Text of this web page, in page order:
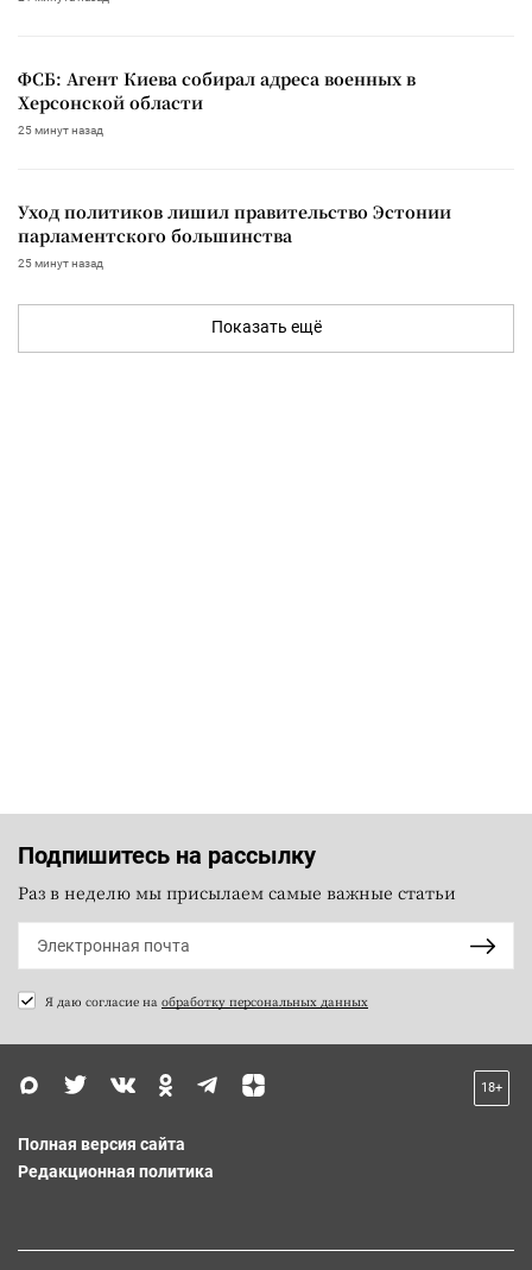
ФСБ: Агент Киева собирал адреса военных в
Херсонской области
25 минут назад
Уход политиков лишил правительство Эстонии
парламентского большинства
25 минут назад
Показать ещё
Подпишитесь на рассылку
Раз в неделю мы присылаем самые важные статьи
Я даю согласие на обработку персональных данных
18+
Полная версия сайта
Редакционная политика